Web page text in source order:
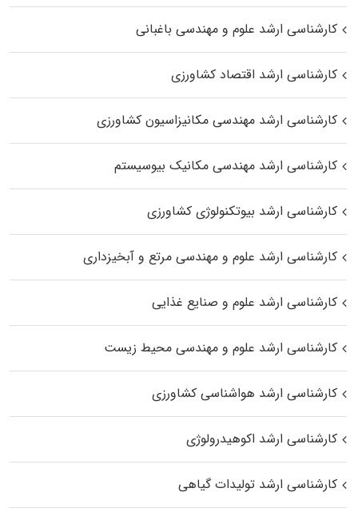
کارشناسی ارشد علوم و مهندسی باغبانی
کارشناسی ارشد اقتصاد کشاورزی
کارشناسی ارشد مهندسی مکانیزاسیون کشاورزی
کارشناسی ارشد مهندسی مکانیک بیوسیستم
کارشناسی ارشد بیوتکنولوژی کشاورزی
کارشناسی ارشد علوم و مهندسی مرتع و آبخیزداری
کارشناسی ارشد علوم و صنایع غذایی
کارشناسی ارشد علوم و مهندسی محیط زیست
کارشناسی ارشد هواشناسی کشاورزی
کارشناسی ارشد اکوهیدرولوژی
کارشناسی ارشد تولیدات گیاهی